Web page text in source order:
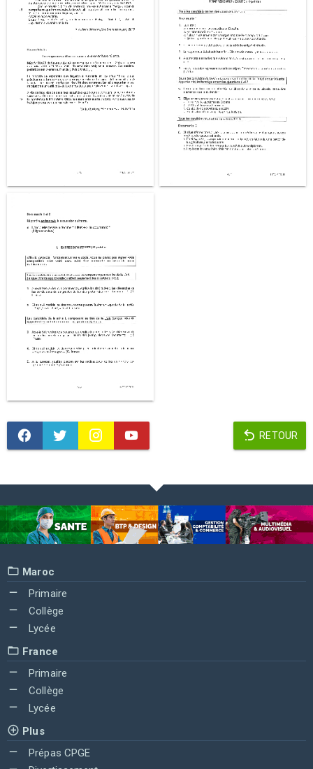
RETOUR
Maroc
Primaire
Collège
Lycée
France
Primaire
Collège
Lycée
Plus
Prépas CPGE